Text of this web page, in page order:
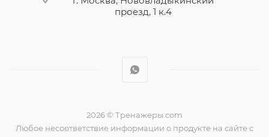
проезд, 1 к.4
2026 © Тренажеры.com
Любое несоответствие информации о продукте на сайте с